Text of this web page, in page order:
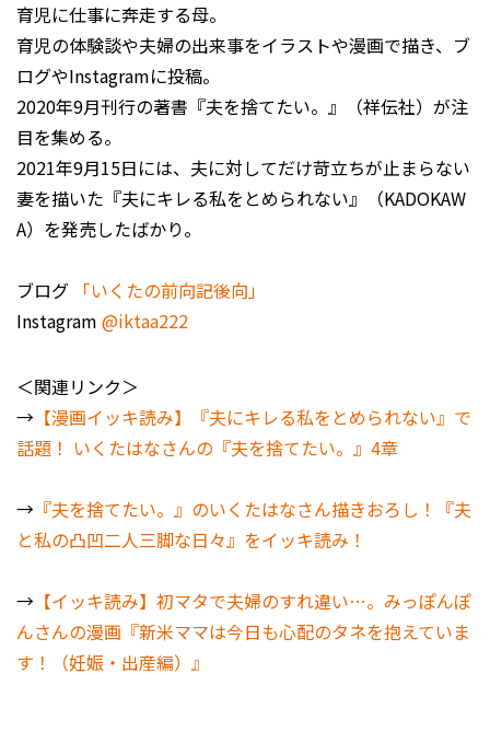
育児に仕事に奔走する母。
育児の体験談や夫婦の出来事をイラストや漫画で描き、ブ
ログやInstagramに投稿。
2020年9月刊行の著書『夫を捨てたい。』（祥伝社）が注
目を集める。
2021年9月15日には、夫に対してだけ苛立ちが止まらない
妻を描いた『夫にキレる私をとめられない』（KADOKAW
A）を発売したばかり。
ブログ 「いくたの前向記後向」
Instagram @iktaa222
＜関連リンク＞
→ 【漫画イッキ読み】『夫にキレる私をとめられない』で
話題！ いくたはなさんの『夫を捨てたい。』4章
→ 『夫を捨てたい。』のいくたはなさん描きおろし！『夫
と私の凸凹二人三脚な日々』をイッキ読み！
→ 【イッキ読み】初マタで夫婦のすれ違い…。みっぽんぽ
んさんの漫画『新米ママは今日も心配のタネを抱えていま
す！（妊娠・出産編）』